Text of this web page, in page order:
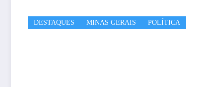
DESTAQUES MINAS GERAIS POLÍTICA